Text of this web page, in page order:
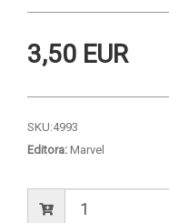
3,50 EUR
SKU:4993
Editora: Marvel